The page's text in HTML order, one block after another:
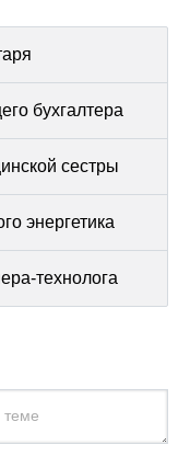
бухгалтера
сестры
энергетика
технолога